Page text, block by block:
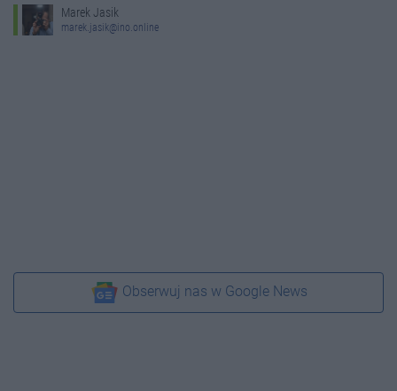
Marek Jasik
marek.jasik@ino.online
Obserwuj nas w Google News